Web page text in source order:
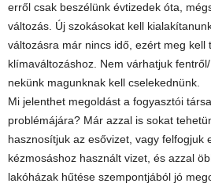
erről csak beszélünk évtizedek óta,
változás. Új szokásokat kell
változásra már nincs idő, ezért meg kell
klímaváltozáshoz. Nem várhatjuk
nekünk magunknak kell cselekednünk.
Mi jelenthet megoldást a fogyasztói
problémájára? Már azzal is sokat
hasznosítjuk az esővizet, vagy felfogjuk
kézmosáshoz használt vizet, és azzal
lakóházak hűtése szempontjából jó